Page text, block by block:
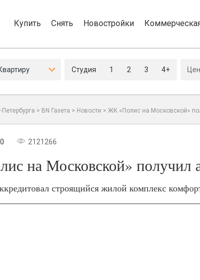
Купить Снять Новостройки
Студия 1 2 3 4+
> BN Газета > Новости > ЖК «Полис на Московской»
2121266
на Московской» получил
строящийся жилой комплекс